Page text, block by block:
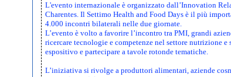
L'evento internazionale è organizzato dall’Innovation
Charentes. Il Settimo Health and Food Days è il più
4.000 incontri bilaterali nelle due giornate.
L’evento è volto a favorire l’incontro tra PMI, grandi
ricercare tecnologie e competenze nel settore nutrizione
espositivo e partecipare a tavole rotonde tematiche.
L’iniziativa si rivolge a produttori alimentari, aziende